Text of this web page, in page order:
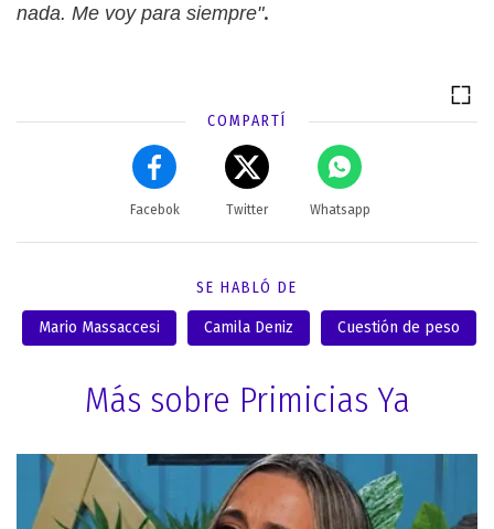
nada. Me voy para siempre".
COMPARTÍ
Facebok Twitter Whatsapp
SE HABLÓ DE
Mario Massaccesi Camila Deniz Cuestión de peso
Más sobre Primicias Ya